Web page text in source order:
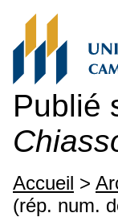
Publié
Accueil >
(rép. num.